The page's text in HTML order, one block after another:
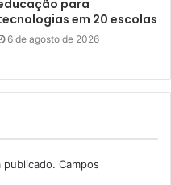
Municipal de
com a apresentação do
à Secretaria Municipal
e Cultura de Londrina –
grupo Pragod, com uma
Em seguida, às 17h30,
para
em 20 escolas
6 de agosto de 2026
publicado. Campos